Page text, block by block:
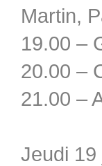
Martin,
19.00 –
20.00 –
21.00 –
Jeudi 19